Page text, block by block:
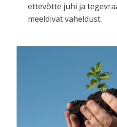
ettevõtte juhi ja
meeldivat vaheldust.